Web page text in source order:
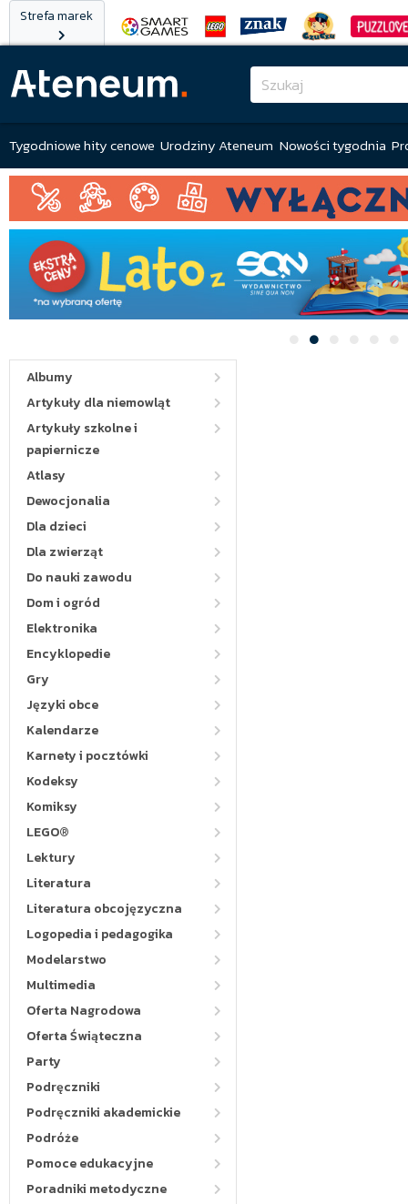
Strefa marek
Tygodniowe hity cenowe Urodziny Ateneum Nowości tygodnia
Albumy
Artykuły dla niemowląt
Artykuły szkolne i
papiernicze
Atlasy
Dewocjonalia
Dla dzieci
Dla zwierząt
Do nauki zawodu
Dom i ogród
Elektronika
Encyklopedie
Gry
Języki obce
Kalendarze
Karnety i pocztówki
Kodeksy
Komiksy
LEGO®
Lektury
Literatura
Literatura obcojęzyczna
Logopedia i pedagogika
Modelarstwo
Multimedia
Oferta Nagrodowa
Oferta Świąteczna
Party
Podręczniki
Podręczniki akademickie
Podróże
Pomoce edukacyjne
Poradniki metodyczne